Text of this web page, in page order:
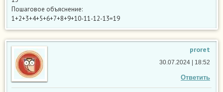
Пошаговое объяснение:
1+2+3+4+5+6+7+8+9+10-11-12-13=19
proret
Ответить
30.07.2024 | 18:52